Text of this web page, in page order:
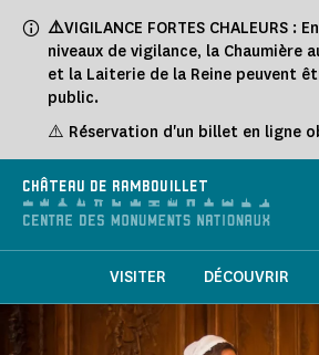
⚠️VIGILANCE FORTES CHALEURS :
niveaux de vigilance, la Chaumière
et la Laiterie de la Reine peuvent
public.
⚠️ Réservation d'un billet en ligne
CHÂTEAU DE RAMBOUILLET
VISITER DÉCOUVRIR